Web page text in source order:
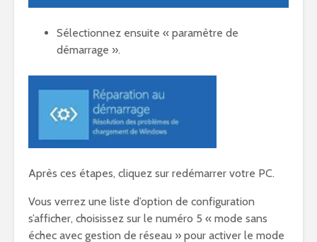
Sélectionnez ensuite « paramètre de
démarrage ».
Après ces étapes, cliquez sur redémarrer votre PC.
Vous verrez une liste d’option de configuration
s’afficher, choisissez sur le numéro 5 « mode sans
échec avec gestion de réseau » pour activer le mode